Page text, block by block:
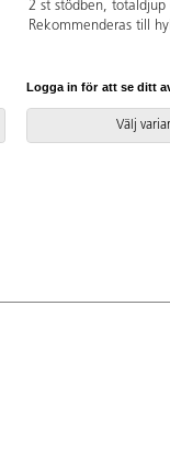
2 st stödben, totaldjup
Rekommenderas till
varje stödben.
licensnummer 5031
Logga in för att se ditt
Välj